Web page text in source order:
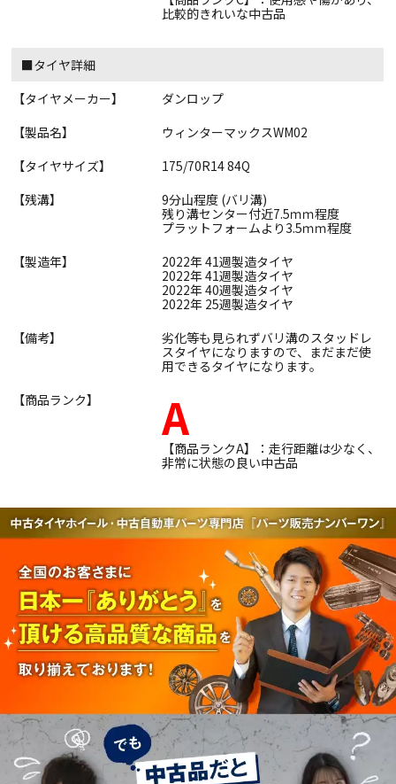
比較的きれいな中古品
■タイヤ詳細
【タイヤメーカー】
ダンロップ
【製品名】
ウィンターマックスWM02
【タイヤサイズ】
175/70R14 84Q
【残溝】
9分山程度 (バリ溝)
残り溝センター付近7.5ｍｍ程度
プラットフォームより3.5ｍｍ程度
【製造年】
2022年 41週製造タイヤ
2022年 41週製造タイヤ
2022年 40週製造タイヤ
2022年 25週製造タイヤ
【備考】
劣化等も見られずバリ溝のスタッドレ
スタイヤになりますので、まだまだ使
用できるタイヤになります。
【商品ランク】
A
【商品ランクA】：走行距離は少なく、
非常に状態の良い中古品